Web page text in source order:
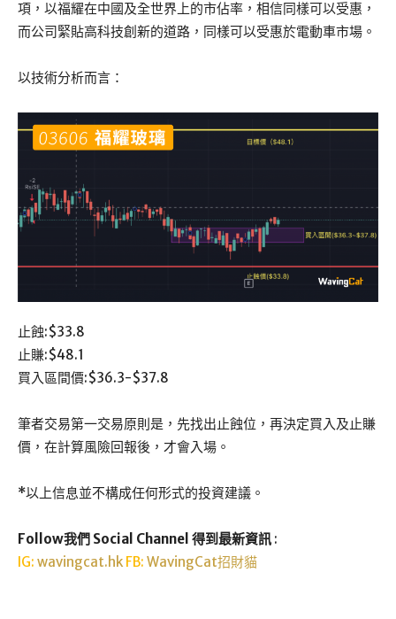
項，以福耀在中國及全世界上的市佔率，相信同樣可以受惠，
而公司緊貼高科技創新的道路，同樣可以受惠於電動車市場。
以技術分析而言：
止蝕:$33.8
止賺:$48.1
買入區間價:$36.3-$37.8
筆者交易第一交易原則是，先找出止蝕位，再決定買入及止賺
價，在計算風險回報後，才會入場。
*以上信息並不構成任何形式的投資建議。
Follow我們 Social Channel 得到最新資訊 :
IG: wavingcat.hk FB: WavingCat招財貓